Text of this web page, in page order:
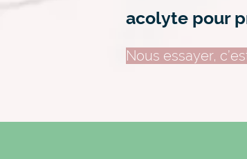
acolyte pour
Nous essayer,